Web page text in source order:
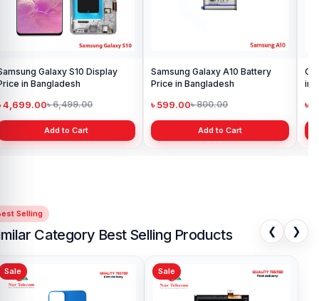
Oppo A15 Display Price
Bangladesh
1,199.00৳ 1,299.00
Add to Cart
Selling
Category Best Selling Products ❮ ❯
Sale Sale